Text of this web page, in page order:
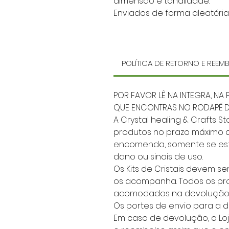
Enviados de forma aleatória.
POLÍTICA DE RETORNO E
POR FAVOR LÊ NA INTEGRA,
QUE ENCONTRAS NO RODAPÉ
A Crystal healing & Crafts
produtos no prazo máximo
encomenda, somente se
dano ou sinais de uso.
Os Kits de Cristais devem
os acompanha. Todos os
acomodados na
Os portes de envio para a
Em caso de devolução, a